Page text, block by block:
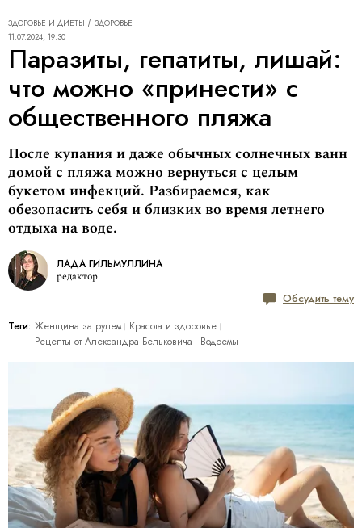
ЗДОРОВЬЕ И ДИЕТЫ
ЗДОРОВЬЕ
11.07.2024, 19:30
Паразиты, гепатиты, лишай:
что можно «принести» с
общественного пляжа
После купания и даже обычных солнечных ванн
домой с пляжа можно вернуться с целым
букетом инфекций. Разбираемся, как
обезопасить себя и близких во время летнего
отдыха на воде.
ЛАДА ГИЛЬМУЛЛИНА
редактор
Обсудить тему
Теги: Женщина за рулем
Красота и здоровье
Рецепты от Александра Бельковича
Водоемы